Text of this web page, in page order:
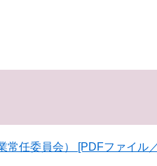
常任委員会） [PDFファイル